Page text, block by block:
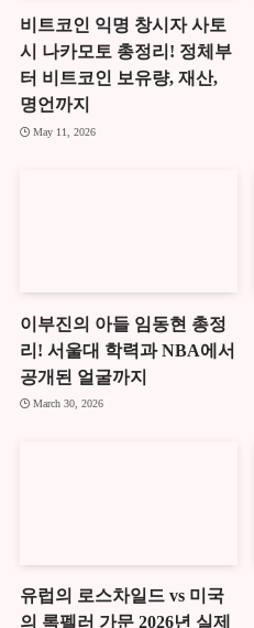
비트코인 익명 창시자 사토
시 나카모토 총정리! 정체부
터 비트코인 보유량, 재산,
명언까지
May 11, 2026
이부진의 아들 임동현 총정
리! 서울대 학력과 NBA에서
공개된 얼굴까지
March 30, 2026
유럽의 로스차일드 vs 미국
의 록펠러 가문 2026년 실제